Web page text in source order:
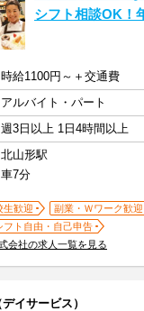
シフト相談OK！
時給1100円～＋交通費
アルバイト・パート
週3日以上 1日4時間以上
北山形駅
車7分
生歓迎
副業・Ｗワーク歓迎
フト自由・自己申告
会社の求人一覧を見る
イサービス）